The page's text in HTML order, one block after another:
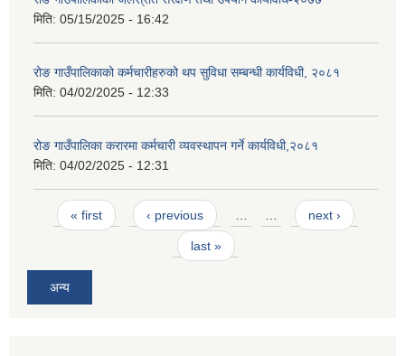
मिति: 05/15/2025 - 16:42
रोङ गाउँपालिकाको कर्मचारीहरुको थप सुविधा सम्बन्धी कार्यविधी, २०८१
मिति: 04/02/2025 - 12:33
रोङ गाउँपालिका करारमा कर्मचारी व्यवस्थापन गर्ने कार्यविधी,२०८१
मिति: 04/02/2025 - 12:31
Pages
« first ‹ previous next ›
last »
अन्य